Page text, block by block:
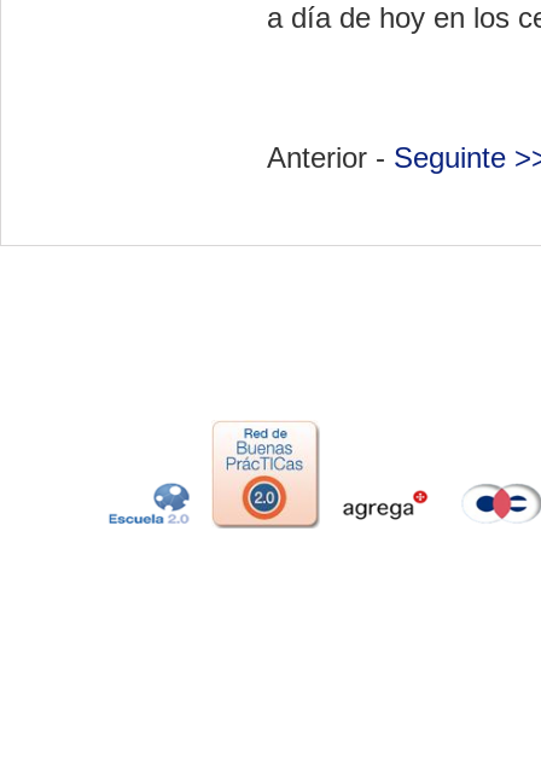
a día de hoy en los
Anterior - Seguinte